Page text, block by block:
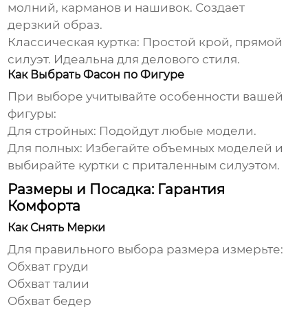
молний, карманов и нашивок. Создает
дерзкий образ.
Классическая куртка: Простой крой, прямой
силуэт. Идеальна для делового стиля.
Как Выбрать Фасон по Фигуре
При выборе учитывайте особенности вашей
фигуры:
Для стройных: Подойдут любые модели.
Для полных: Избегайте объемных моделей и
выбирайте куртки с приталенным силуэтом.
Размеры и Посадка: Гарантия
Комфорта
Как Снять Мерки
Для правильного выбора размера измерьте:
Обхват груди
Обхват талии
Обхват бедер